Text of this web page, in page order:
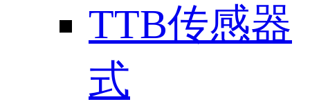
TTB传感器
式